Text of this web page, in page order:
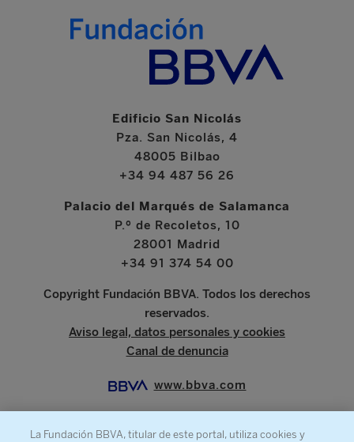
Edificio San Nicolás
Pza. San Nicolás, 4
48005 Bilbao
+34 94 487 56 26
Palacio del Marqués de Salamanca
P.º de Recoletos, 10
28001 Madrid
+34 91 374 54 00
Copyright Fundación BBVA. Todos los derechos
reservados.
Aviso legal, datos personales y cookies
Canal de denuncia
www.bbva.com
La Fundación BBVA, titular de este portal, utiliza cookies y